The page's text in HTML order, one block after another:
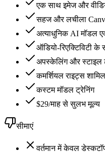
एक साथ इमेज और
सहज और लचीला
अत्याधुनिक AI मॉडल
ऑडियो-रिएक्टिविटी
अपस्केलिंग और स्टाइल
कमर्शियल राइट्स शामिल
कस्टम मॉडल ट्रेनिंग
$29/माह से सुलभ मूल्य
सीमाएं
वर्तमान में केवल